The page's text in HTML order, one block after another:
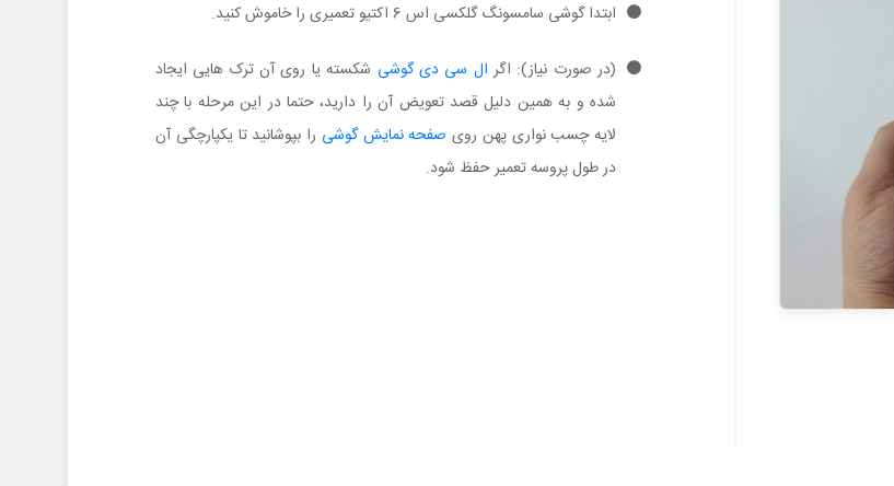
ابتدا گوشی سامسونگ گلکسی اس 6 اکتیو تعمیری را خاموش کنید.
(در صورت نیاز): اگرال سی دی گوشی شکسته یا روی آن ترک هایی ایجاد
شده و به همین دلیل قصد تعویض آن را دارید، حتما در این مرحله با چند
لایه چسب نواری پهن روی صفحه نمایش گوشی را بپوشانید تا یکپارچگی آن
در طول پروسه تعمیر حفظ شود.